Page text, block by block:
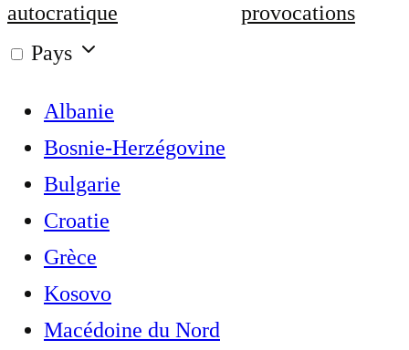
autocratique
provocations
Pays
Albanie
Bosnie-Herzégovine
Bulgarie
Croatie
Grèce
Kosovo
Macédoine du Nord